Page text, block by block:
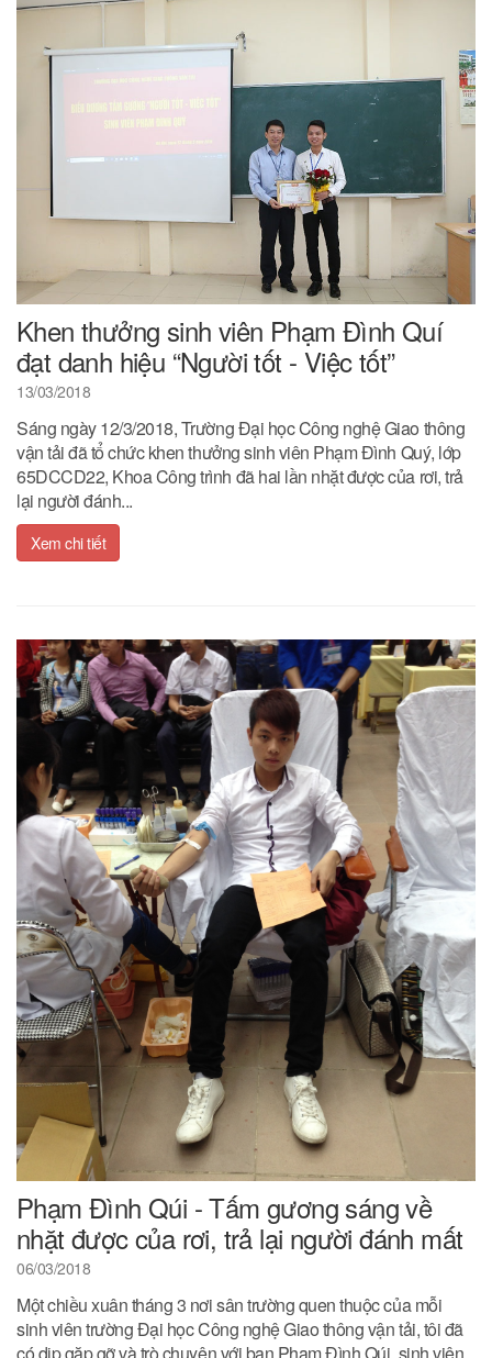
Khen thưởng sinh viên Phạm Đình Quí
đạt danh hiệu “Người tốt - Việc tốt”
13/03/2018
Sáng ngày 12/3/2018, Trường Đại học Công nghệ Giao thông
vận tải đã tổ chức khen thưởng sinh viên Phạm Đình Quý, lớp
65DCCD22, Khoa Công trình đã hai lần nhặt được của rơi, trả
lại người đánh...
Xem chi tiết
Phạm Đình Qúi - Tấm gương sáng về
nhặt được của rơi, trả lại người đánh mất
06/03/2018
Một chiều xuân tháng 3 nơi sân trường quen thuộc của mỗi
sinh viên trường Đại học Công nghệ Giao thông vận tải, tôi đã